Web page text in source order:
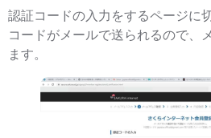
認証コードの入力をするページに
コードがメールで送られるので、
ます。